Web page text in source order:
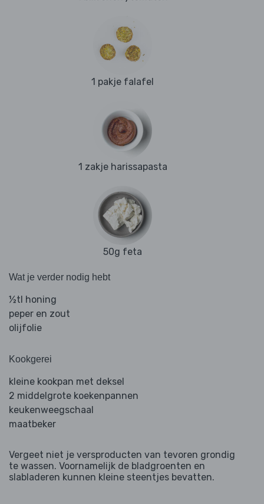
1 pakje falafel
1 zakje harissapasta
50g feta
Wat je verder nodig hebt
½tl honing
peper en zout
olijfolie
Kookgerei
kleine kookpan met deksel
2 middelgrote koekenpannen
keukenweegschaal
maatbeker
Vergeet niet je versproducten van tevoren grondig
te wassen. Voornamelijk de bladgroenten en
slabladeren kunnen kleine steentjes bevatten.